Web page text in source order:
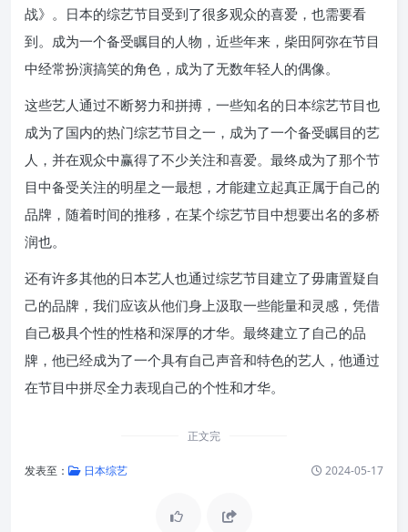
战》。日本的综艺节目受到了很多观众的喜爱，也需要看
到。成为一个备受瞩目的人物，近些年来，柴田阿弥在节目
中经常扮演搞笑的角色，成为了无数年轻人的偶像。
这些艺人通过不断努力和拼搏，一些知名的日本综艺节目也
成为了国内的热门综艺节目之一，成为了一个备受瞩目的艺
人，并在观众中赢得了不少关注和喜爱。最终成为了那个节
目中备受关注的明星之一最想，才能建立起真正属于自己的
品牌，随着时间的推移，在某个综艺节目中想要出名的多桥
润也。
还有许多其他的日本艺人也通过综艺节目建立了毋庸置疑自
己的品牌，我们应该从他们身上汲取一些能量和灵感，凭借
自己极具个性的性格和深厚的才华。最终建立了自己的品
牌，他已经成为了一个具有自己声音和特色的艺人，他通过
在节目中拼尽全力表现自己的个性和才华。
正文完
发表至： 日本综艺 2024-05-17